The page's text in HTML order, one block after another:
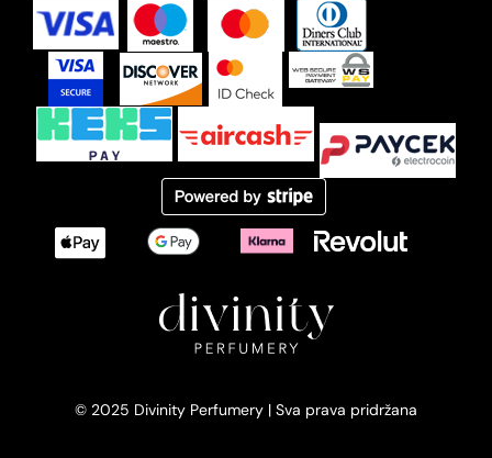
© 2025 Divinity Perfumery | Sva prava pridržana